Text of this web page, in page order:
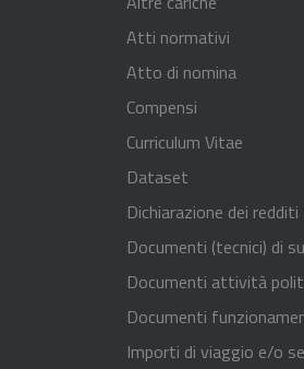
Atti normativi
Atto di nomina
Compensi
Curriculum Vitae
Dataset
Dichiarazione dei redditi
Documenti (tecnici) di
Documenti attività
Documenti
Importi di viaggio e/o